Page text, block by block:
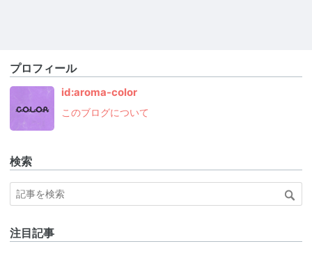
プロフィール
id:aroma-color
このブログについて
検索
注目記事